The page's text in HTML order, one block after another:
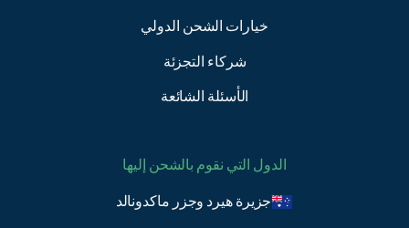
خيارات الشحن الدولي
شركاء التجزئة
الأسئلة الشائعة
الدول التي نقوم بالشحن إليها
جزيرة هيرد وجزر ماكدونالد